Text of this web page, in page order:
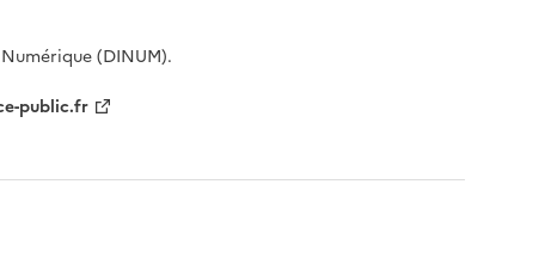
(DINUM).
public.fr